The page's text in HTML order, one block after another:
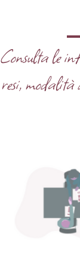
Consulta le
resi, modalità